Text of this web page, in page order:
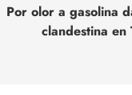
de
entradas
Por olor a gasolina
clandestina en